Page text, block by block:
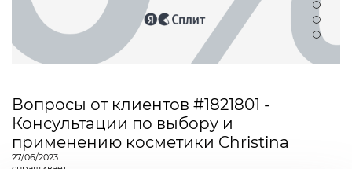
Вопросы от клиентов #1821801 -
Консультации по выбору и
применению косметики Christina
27/06/2023